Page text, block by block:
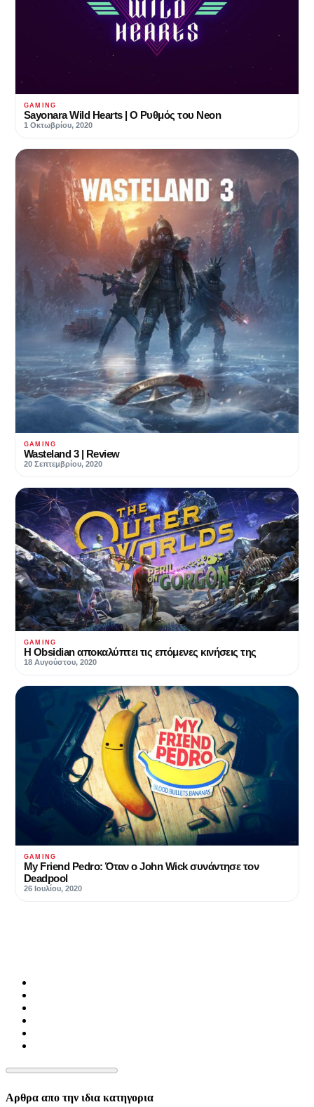
GAMING
Sayonara Wild Hearts | Ο Ρυθμός του Neon
1 Οκτωβρίου, 2020
GAMING
Wasteland 3 | Review
20 Σεπτεμβρίου, 2020
GAMING
H Obsidian αποκαλύπτει τις επόμενες κινήσεις της
18 Αυγούστου, 2020
GAMING
My Friend Pedro: Όταν ο John Wick συνάντησε τον
Deadpool
26 Ιουλίου, 2020
Αρθρα απο την ιδια κατηγορια